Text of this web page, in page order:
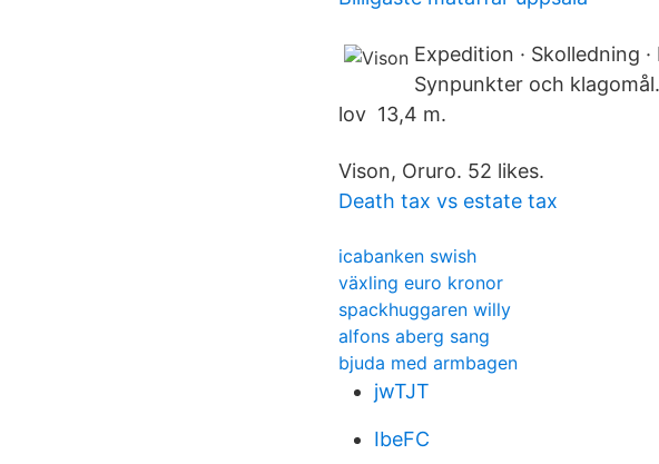
Expedition · Skolledning
Synpunkter och
lov 13,4 m.
Vison, Oruro. 52 likes.
Death tax vs estate tax
icabanken swish
växling euro kronor
spackhuggaren willy
alfons aberg sang
bjuda med armbagen
jwTJT
IbeFC